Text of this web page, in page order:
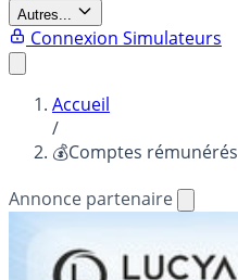
Autres...
Connexion Simulateurs
Accueil
/
💰Comptes rémunérés
Annonce partenaire